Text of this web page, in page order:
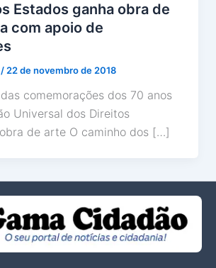
Estados ganha obra de
com apoio de
/ 22 de novembro de 2018
comemorações dos 70 anos
Universal dos Direitos
de arte O caminho dos […]